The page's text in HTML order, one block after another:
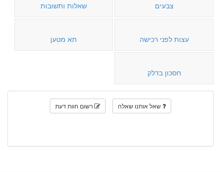
צבעים שאלות ותשובות
עצות לפני רכישה תא מטען
חסכון בדלק
שאל אותנו שאלה רשום חוות דעת